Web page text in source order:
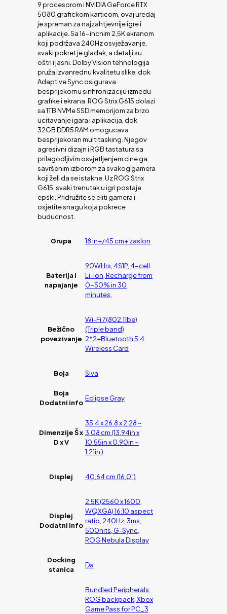
9 procesorom i NVIDIA GeForce RTX
5080 grafickom karticom, ovaj uredaj
je spreman za najzahtjevnije igre i
aplikacije. Sa 16-incnim 2,5K ekranom
koji podržava 240Hz osvježavanje,
svaki pokret je gladak, a detalji su
oštri i jasni. Dolby Vision tehnologija
pruža izvanrednu kvalitetu slike, dok
Adaptive Sync osigurava
besprijekornu sinhronizaciju izmedu
grafike i ekrana. ROG Strix G615 dolazi
sa 1TB NVMe SSD memorijom za brzo
ucitavanje igara i aplikacija, dok
32GB DDR5 RAM omogucava
besprijekoran multitasking. Njegov
agresivni dizajn i RGB tastatura sa
prilagodljivim osvjetljenjem cine ga
savršenim izborom za svakog gamera
koji želi da se istakne. Uz ROG Strix
G615, svaki trenutak u igri postaje
epski. Pridružite se eliti gamera i
osjetite snagu koja pokrece
buducnost.
Grupa 18 in+/45 cm+ zaslon
Baterija i
napajanje
90WHrs, 4S1P, 4-cell
Li-ion, Recharge from
0-50% in 30
minutes,
Bežično
povezivanje
Wi-Fi 7(802.11be)
(Triple band)
2*2+Bluetooth 5.4
Wireless Card
Boja Siva
Boja
Dodatni info
Eclipse Gray
Dimenzije Š x
D x V
35.4 x 26.8 x 2.28 ~
3.08 cm (13.94in x
10.55in x 0.90in ~
1.21in )
Displej 40,64 cm (16,0")
Displej
Dodatni info
2.5K (2560 x 1600,
WQXGA) 16:10 aspect
ratio, 240Hz, 3ms,
500nits, G-Sync,
ROG Nebula Display
Docking
stanica
Da
Bundled Peripherals:
ROG backpack, Xbox
Game Pass for PC_3